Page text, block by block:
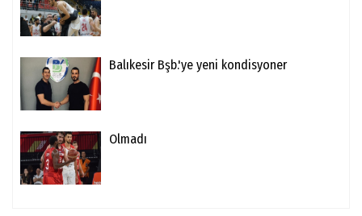
Balıkesir Bşb.'ye yeni kondisyoner
Olmadı